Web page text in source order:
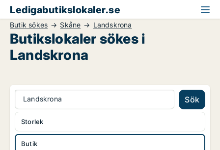
Ledigabutikslokaler.se
Butik sökes Skåne Landskrona
Butikslokaler sökes i
Landskrona
Landskrona Sök
Butik
Storlek